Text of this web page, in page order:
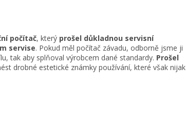
počítač, který prošel důkladnou servisní
servise. Pokud měl počítač závadu, odborně jsme ji
tak aby splňoval výrobcem dané standardy. Prošel
drobné estetické známky používání, které však nijak